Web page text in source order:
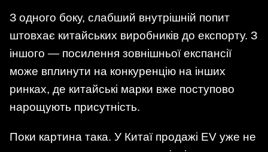
З одного боку, слабший внутрішній попит
штовхає китайських виробників до експорту. З
іншого — посилення зовнішньої експансії
може вплинути на конкуренцію на інших
ринках, де китайські марки вже поступово
нарощують присутність.
Поки картина така. У Китаї продажі EV уже не